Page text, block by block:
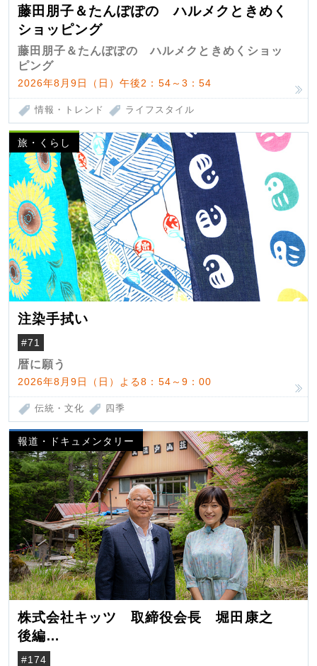
藤田朋子＆たんぽぽの ハルメクときめく
ショッピング
藤田朋子＆たんぽぽの ハルメクときめくショッ
ピング
2026年8月9日（日）午後2：54～3：54
情報・トレンド ライフスタイル
旅・くらし
注染手拭い
#71
暦に願う
2026年8月9日（日）よる8：54～9：00
伝統・文化 四季
報道・ドキュメンタリー
株式会社キッツ 取締役会長 堀田康之
後編
米国駐在でも浮かんだ八ヶ岳 山小屋を営
#174